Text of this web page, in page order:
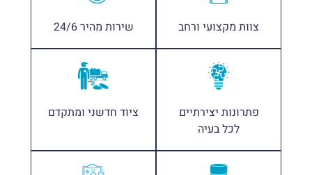
צוות מקצועי ורחב שירות מהיר 24/6
פתרונות יצירתיים
לכל בעיה
ציוד חדשני ומתקדם